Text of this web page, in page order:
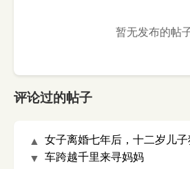
暂无发布的帖
评论过的帖子
▲
▼
女子离婚七年后，十二岁儿
车跨越千里来寻妈妈